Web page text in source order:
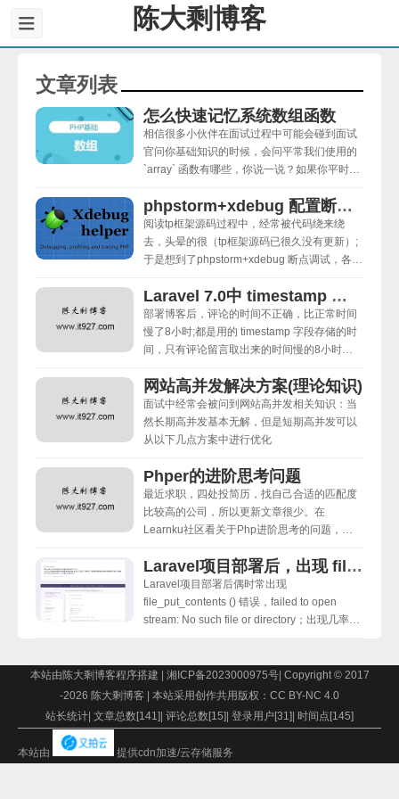
陈大剩博客
文章列表
怎么快速记忆系统数组函数
相信很多小伙伴在面试过程中可能会碰到面试
官问你基础知识的时候，会问平常我们使用的
`array` 函数有哪些，你说一说？如果你平时忙
张一时说不上来。我们开发过程中经常用，却
很难说出来(有可能当时紧张)。知识是海量
的，同时太多的信息大脑记不住，大脑喜欢有
规律(结构)的信息。现在我带大家重新整理归
phpstorm+xdebug 配置断点调试
阅读tp框架源码过程中，经常被代码绕来绕
去，头晕的很（tp框架源码已很久没有更新）;
于是想到了phpstorm+xdebug 断点调试，各种
早以前配置过）; 上周一个composer的extra参
数搞了一两天，实在太忙，一直强调自己一周
至少写一篇文章（好像有两周没有更新文章
了）;
Laravel 7.0中 timestamp 取出来的时间慢的8小时问题
部署博客后，评论的时间不正确，比正常时间
慢了8小时;都是用的 timestamp 字段存储的时
间，只有评论留言取出来的时间慢的8小时，
了， 但是就是不生效；
网站高并发解决方案(理论知识)
面试中经常会被问到网站高并发相关知识：当
然长期高并发基本无解，但是短期高并发可以
从以下几点方案中进行优化
Phper的进阶思考问题
最近求职，四处投简历，找自己合适的匹配度
比较高的公司，所以更新文章很少。在
Learnku社区看关于Php进阶思考的问题，感
Laravel项目部署后，出现 file_put_contents ()
Laravel项目部署后偶时常出现
file_put_contents () 错误，failed to open
stream: No such file or directory；出现几率为
本站由陈大剩博客程序搭建 湘ICP备2023000975号| Copyright © 2017
-2026 陈大剩博客
本站采用创作共用版权：CC BY-NC 4.0
站长统计 文章总数[141] 评论总数[15] 登录用户[31] 时间点[145]
本站由 提供cdn加速/云存储服务